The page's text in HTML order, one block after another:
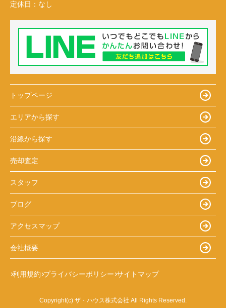
定休日： なし
トップページ
エリアから探す
沿線から探す
売却査定
スタッフ
ブログ
アクセスマップ
会社概要
利用規約 プライバシーポリシー サイトマップ
Copyright(c) ザ・ハウス株式会社 All Rights Reserved.